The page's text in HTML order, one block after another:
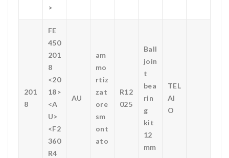
>
201
8
FE
450
201
8
<20
18>
<A
U>
<F2
360
R4
AU
am
mo
rtiz
zat
ore
sm
ont
ato
R12
025
Ball
join
t
bea
rin
g
kit
12
mm
TEL
AI
O